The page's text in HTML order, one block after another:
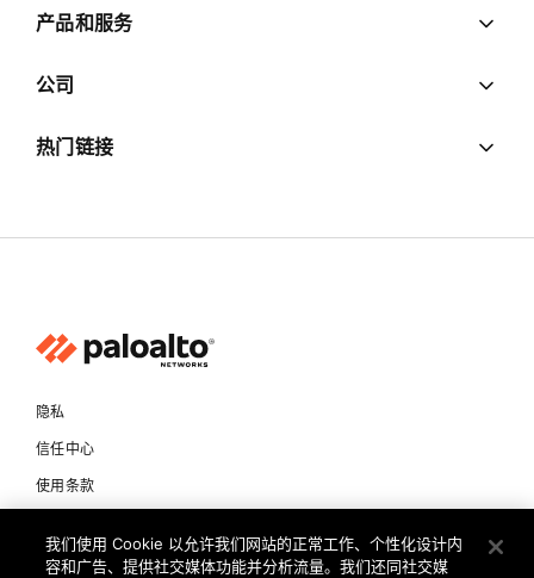
产品和服务
公司
热门链接
隐私
信任中心
使用条款
我们使用 Cookie 以允许我们网站的正常工作、个性化设计内
容和广告、提供社交媒体功能并分析流量。我们还同社交媒